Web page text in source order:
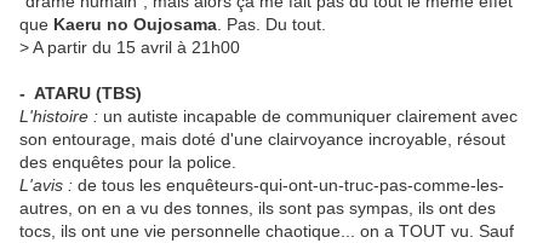
que Kaeru no Oujosama . Pas. Du tout.
> A partir du 15 avril à 21h00
- ATARU (TBS)
L'histoire : un autiste incapable de communiquer clairement avec
son entourage, mais doté d'une clairvoyance incroyable, résout
des enquêtes pour la police.
L'avis : de tous les enquêteurs-qui-ont-un-truc-pas-comme-les-
autres, on en a vu des tonnes, ils sont pas sympas, ils ont des
tocs, ils ont une vie personnelle chaotique... on a TOUT vu. Sauf